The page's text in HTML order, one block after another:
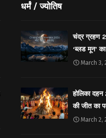
धर्मं / ज्योतिष
चंद्र ग्रहण
‘ब्लड मून’
March 3,
होलिका
की जीत का
March 2,